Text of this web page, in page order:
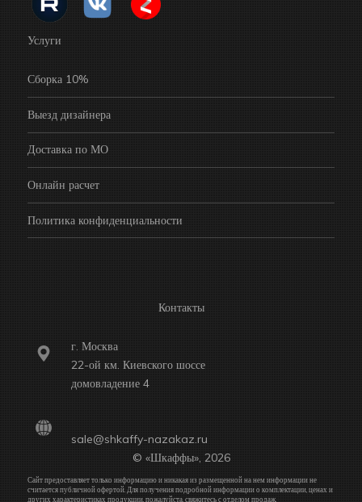
Услуги
Сборка 10%
Выезд дизайнера
Доставка по МО
Онлайн расчет
Политика конфиденциальности
Контакты
г. Москва
22-ой км. Киевского шоссе
домовладение 4
sale@shkaffy-nazakaz.ru
© «Шкаффы», 2026
Сайт предоставляет только информацию и никакая из размещенной на нем информации не
считается публичной офертой. Для получения подробной информации о комплектации, ценах и
других характеристиках продукции, пожалуйста, свяжитесь с отделом продаж.